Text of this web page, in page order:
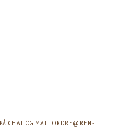
CHAT OG MAIL ORDRE@REN-